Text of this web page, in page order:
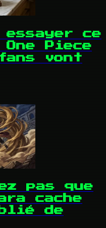
essayer ce
Piece
vont
pas que
cache
de